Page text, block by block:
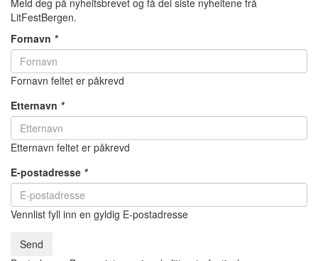
LitFestBergen.
Fornavn *
Fornavn feltet er påkrevd
Etternavn *
Etternavn feltet er påkrevd
E-postadresse *
Vennlist fyll inn en gyldig E-postadresse
Send